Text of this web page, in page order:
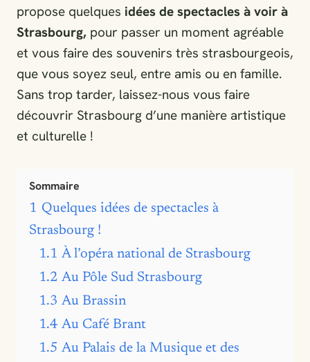
propose quelques idées de spectacles à voir à
Strasbourg, pour passer un moment agréable
et vous faire des souvenirs très strasbourgeois,
que vous soyez seul, entre amis ou en famille.
Sans trop tarder, laissez-nous vous faire
découvrir Strasbourg d’une manière artistique
et culturelle !
Sommaire
1 Quelques idées de spectacles à
Strasbourg !
1.1 À l’opéra national de Strasbourg
1.2 Au Pôle Sud Strasbourg
1.3 Au Brassin
1.4 Au Café Brant
1.5 Au Palais de la Musique et des